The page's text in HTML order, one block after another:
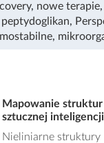
, nowe terapie,
peptydoglikan,
,
Mapowanie
sztucznej inteligencji
Nieliniarne struktury